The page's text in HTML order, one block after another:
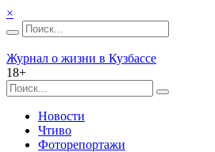
×
Журнал о жизни в Кузбассе
18+
Новости
Чтиво
Фоторепортажи